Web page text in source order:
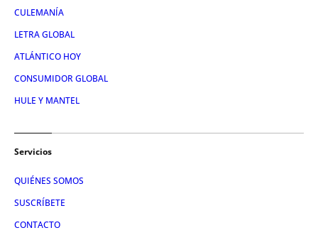
CULEMANÍA
LETRA GLOBAL
ATLÁNTICO HOY
CONSUMIDOR GLOBAL
HULE Y MANTEL
Servicios
QUIÉNES SOMOS
SUSCRÍBETE
CONTACTO